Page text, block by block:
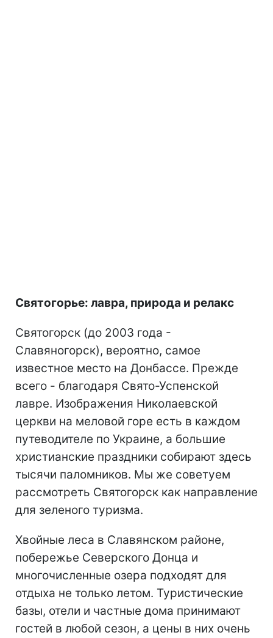
Святогорье: лавра, природа и релакс
Святогорск (до 2003 года -
Славяногорск), вероятно, самое
известное место на Донбассе. Прежде
всего - благодаря Свято-Успенской
лавре. Изображения Николаевской
церкви на меловой горе есть в каждом
путеводителе по Украине, а большие
христианские праздники собирают здесь
тысячи паломников. Мы же советуем
рассмотреть Святогорск как направление
для зеленого туризма.
Хвойные леса в Славянском районе,
побережье Северского Донца и
многочисленные озера подходят для
отдыха не только летом. Туристические
базы, отели и частные дома принимают
гостей в любой сезон, а цены в них очень